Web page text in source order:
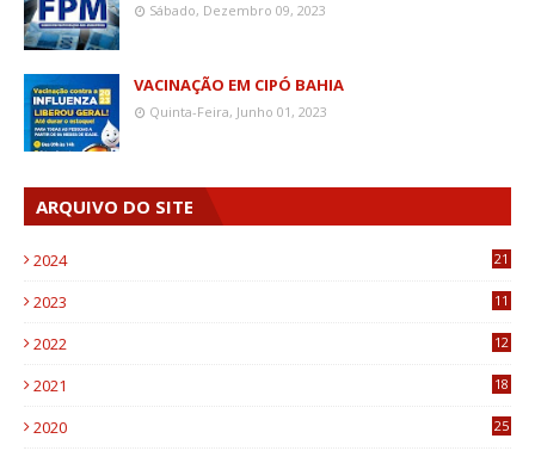
Sábado, Dezembro 09, 2023
VACINAÇÃO EM CIPÓ BAHIA
Quinta-Feira, Junho 01, 2023
ARQUIVO DO SITE
2024 21
2023
11
2022
12
2021
18
2020
25